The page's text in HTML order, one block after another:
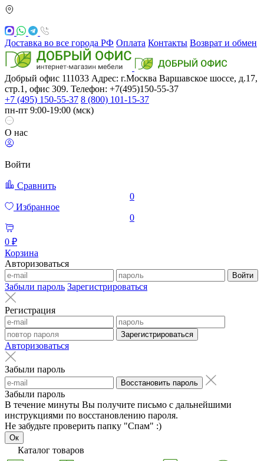
Доставка во все города РФ Оплата Контакты Возврат и обмен
Добрый офис 111033 Адрес: г.Москва Варшавское шоссе, д.17,
стр.1, офис 309. Телефон: +7(495)150-55-37
+7 (495) 150-55-37 8 (800) 101-15-37
пн-пт 9:00-19:00 (мск)
О нас
Войти
Сравнить
0
Избранное
0
0 ₽
Корзина
Авторизоваться
Войти
Забыли пароль Зарегистрироваться
Регистрация
Зарегистрироваться
Авторизоваться
Забыли пароль
Восстановить пароль
Забыли пароль
В течение минуты Вы получите письмо с дальнейшими
инструкциями по восстановлению пароля.
Не забудьте проверить папку "Спам" :)
Ок
Каталог товаров